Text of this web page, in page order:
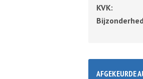
KVK:
AFGEKEURDE